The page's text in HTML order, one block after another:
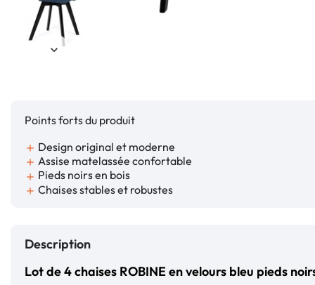
Points forts du produit
add Design original et moderne
add Assise matelassée confortable
add Pieds noirs en bois
add Chaises stables et robustes
Description
Lot de 4 chaises ROBINE en velours bleu pieds